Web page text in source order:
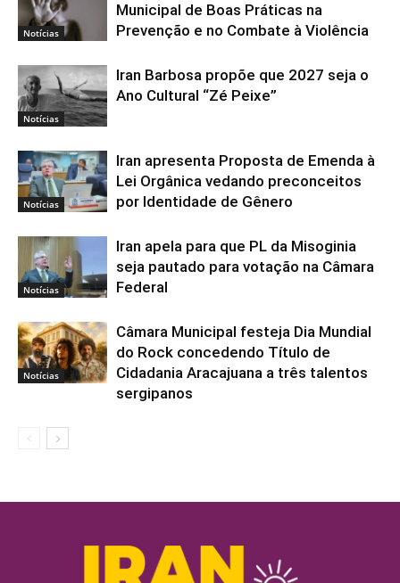
Notícias
Municipal de Boas Práticas na
Prevenção e no Combate à Violência
Notícias
Iran Barbosa propõe que 2027 seja o
Ano Cultural “Zé Peixe”
Notícias
Iran apresenta Proposta de Emenda à
Lei Orgânica vedando preconceitos
por Identidade de Gênero
Notícias
Iran apela para que PL da Misoginia
seja pautado para votação na Câmara
Federal
Notícias
Câmara Municipal festeja Dia Mundial
do Rock concedendo Título de
Cidadania Aracajuana a três talentos
sergipanos